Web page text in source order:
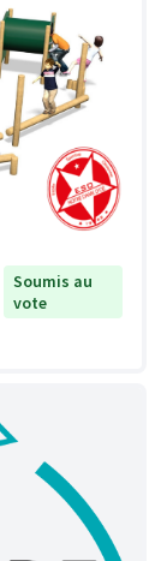
Soumis au
vote